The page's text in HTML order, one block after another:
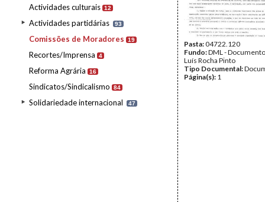
Actividades culturais 12
Actividades partidárias 93
Comissões de Moradores 19
Recortes/Imprensa 4
Reforma Agrária 16
Sindicatos/Sindicalismo 84
Solidariedade internacional 47
Pasta:04722.120
Fundo:DML -
Luís Rocha Pinto
Tipo Documental:
Página(s): 1